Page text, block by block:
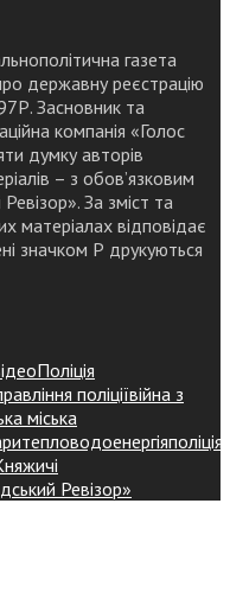
газета
державну реєстрацію
Засновник та
компанія «Голос
думку авторів
– з обов’язковим
За зміст та
матеріалах відповідає
значком Р друкуються
Поліція
поліціївійна з
міська
поліція
Ревізор»